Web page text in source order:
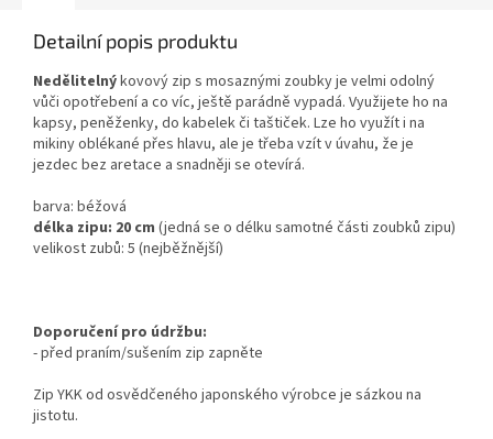
Detailní popis produktu
Nedělitelnýkovový zip s mosaznými zoubky je velmi odolný
vůči opotřebení a co víc, ještě parádně vypadá. Využijete ho na
kapsy, peněženky, do kabelek či taštiček. Lze ho využít i na
mikiny oblékané přes hlavu, ale je třeba vzít v úvahu, že je
jezdec bez aretace a snadněji se otevírá.
barva: béžová
délka zipu: 20 cm (jedná se o délku samotné části zoubků zipu)
velikost zubů: 5 (nejběžnější)
Doporučení pro údržbu:
- před praním/sušením zip zapněte
Zip YKK od osvědčeného japonského výrobce je sázkou na
jistotu.